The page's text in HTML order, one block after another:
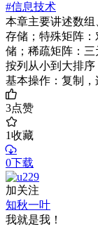
#信息技术
本章主要讲述数
存储；特殊矩阵
储；稀疏矩阵：
按列从小到大排
基本操作：复制
3点赞
1收藏
0下载
加关注
知秋一叶
我就是我！